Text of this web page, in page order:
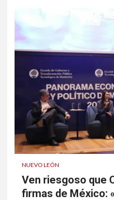
NUEVO LEÓN
Ven riesgoso que
firmas de México: